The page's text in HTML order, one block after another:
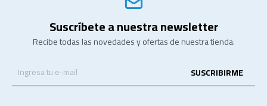
Suscríbete a nuestra newsletter
Recibe todas las novedades y ofertas de nuestra tienda.
SUSCRIBIRME